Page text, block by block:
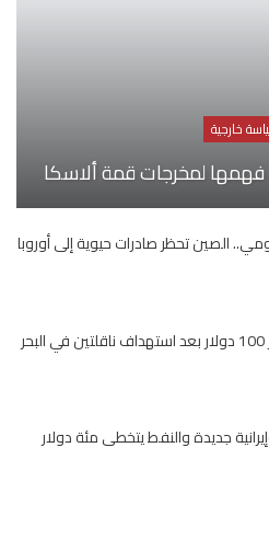
خارجية
لمخرجات قمة ألاسكا
الصين تحظر صادرات حيوية إلى أوروبا
سعر النفط تجاوز 100 دولار بعد استهداف ناقلتين في البحر
جديدة والنفط يتخطى مئة دولار